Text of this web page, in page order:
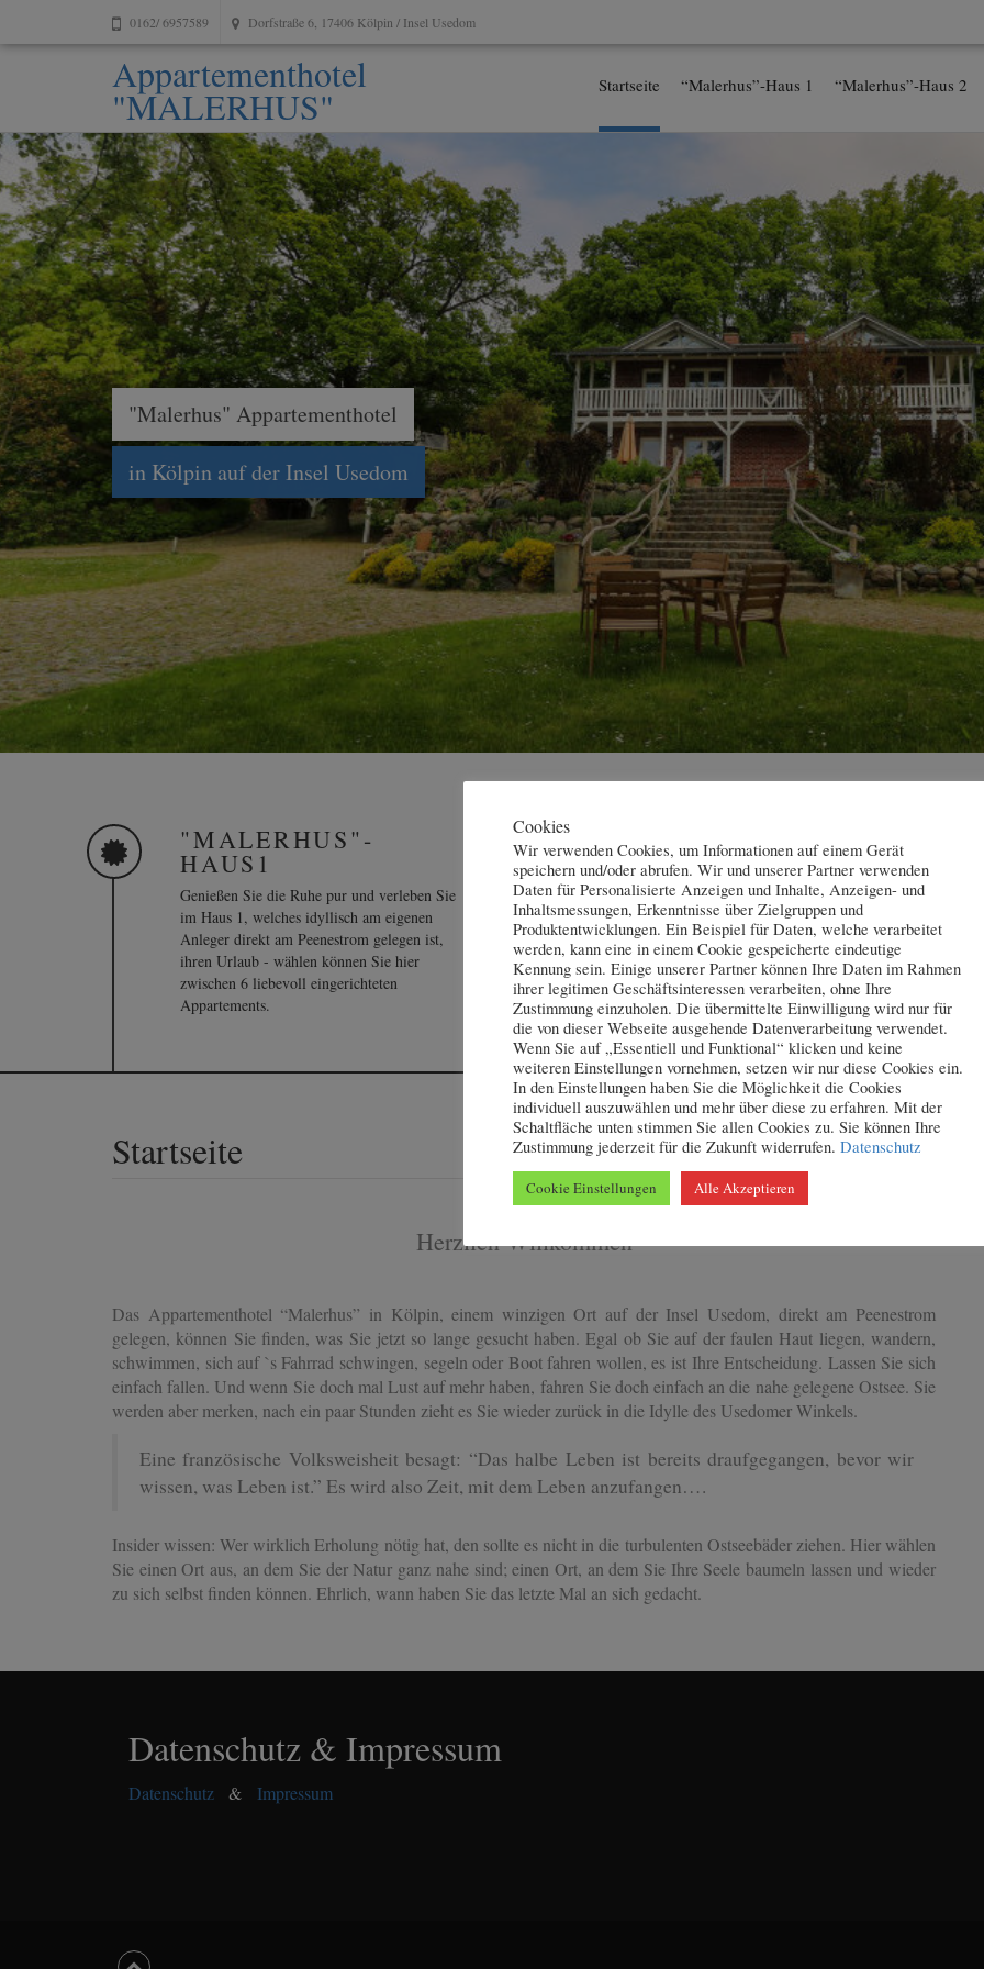
0162/ 6957589 Dorfstraße 6, 17406 Kölpin / Insel Usedom
Appartementhotel
"MALERHUS" Startseite “Malerhus”-Haus 1 “Malerhus”-Haus 2
"Malerhus" Appartementhotel
in Kölpin auf der Insel Usedom
"MALERHUS"-
HAUS1
Genießen Sie die Ruhe pur und verleben Sie
im Haus 1, welches idyllisch am eigenen
Anleger direkt am Peenestrom gelegen ist,
ihren Urlaub - wählen können Sie hier
zwischen 6 liebevoll eingerichteten
Appartements.
"MALERHUS"-
HAUS2
Entspannung und Erholung - verleben Sie im
Haus 2, welches sich ebenfalls auf dem
Grundstück am Peenestrom mit eigenem
Anleger befindet, Ihren Wohlfühlurlaub -
wählen können Sie hier zwischen 4 liebevoll
eingerichteten Appartements.
Startseite
Herzlich Willkommen
Das Appartementhotel “Malerhus” in Kölpin, einem winzigen Ort auf der Insel Usedom, direkt am Peenestrom
gelegen, können Sie finden, was Sie jetzt so lange gesucht haben. Egal ob Sie auf der faulen Haut liegen, wandern,
schwimmen, sich auf `s Fahrrad schwingen, segeln oder Boot fahren wollen, es ist Ihre Entscheidung. Lassen Sie sich
einfach fallen. Und wenn Sie doch mal Lust auf mehr haben, fahren Sie doch einfach an die nahe gelegene Ostsee. Sie
werden aber merken, nach ein paar Stunden zieht es Sie wieder zurück in die Idylle des Usedomer Winkels.
Eine französische Volksweisheit besagt: “Das halbe Leben ist bereits draufgegangen, bevor wir
wissen, was Leben ist.” Es wird also Zeit, mit dem Leben anzufangen….
Insider wissen: Wer wirklich Erholung nötig hat, den sollte es nicht in die turbulenten Ostseebäder ziehen. Hier wählen
Sie einen Ort aus, an dem Sie der Natur ganz nahe sind; einen Ort, an dem Sie Ihre Seele baumeln lassen und wieder
zu sich selbst finden können. Ehrlich, wann haben Sie das letzte Mal an sich gedacht.
Datenschutz & Impressum
Datenschutz & Impressum
Cookies
Wir verwenden Cookies, um Informationen auf einem Gerät
speichern und/oder abrufen. Wir und unserer Partner verwenden
Daten für Personalisierte Anzeigen und Inhalte, Anzeigen- und
Inhaltsmessungen, Erkenntnisse über Zielgruppen und
Produktentwicklungen. Ein Beispiel für Daten, welche verarbeitet
werden, kann eine in einem Cookie gespeicherte eindeutige
Kennung sein. Einige unserer Partner können Ihre Daten im Rahmen
ihrer legitimen Geschäftsinteressen verarbeiten, ohne Ihre
Zustimmung einzuholen. Die übermittelte Einwilligung wird nur für
die von dieser Webseite ausgehende Datenverarbeitung verwendet.
Wenn Sie auf „Essentiell und Funktional“ klicken und keine
weiteren Einstellungen vornehmen, setzen wir nur diese Cookies ein.
In den Einstellungen haben Sie die Möglichkeit die Cookies
individuell auszuwählen und mehr über diese zu erfahren. Mit der
Schaltfläche unten stimmen Sie allen Cookies zu. Sie können Ihre
Zustimmung jederzeit für die Zukunft widerrufen. Datenschutz
Cookie Einstellungen Alle Akzeptieren